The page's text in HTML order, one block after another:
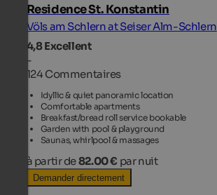
Residence St. Konstantin
Völs am Schlern at Seiser Alm-Schlern
4,8Excellent
-
124 Commentaires
Idyllic & quiet panoramic location
Comfortable apartments
Breakfast/bread roll service bookable
Garden with pool & playground
Saunas, whirlpool & massages
à partir de82.00 € par nuit
Demander directement